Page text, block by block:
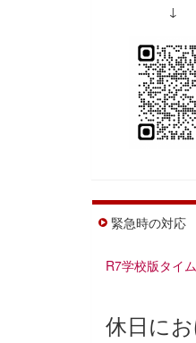
↓
緊急時の対応
R7学校版タイ
休日に